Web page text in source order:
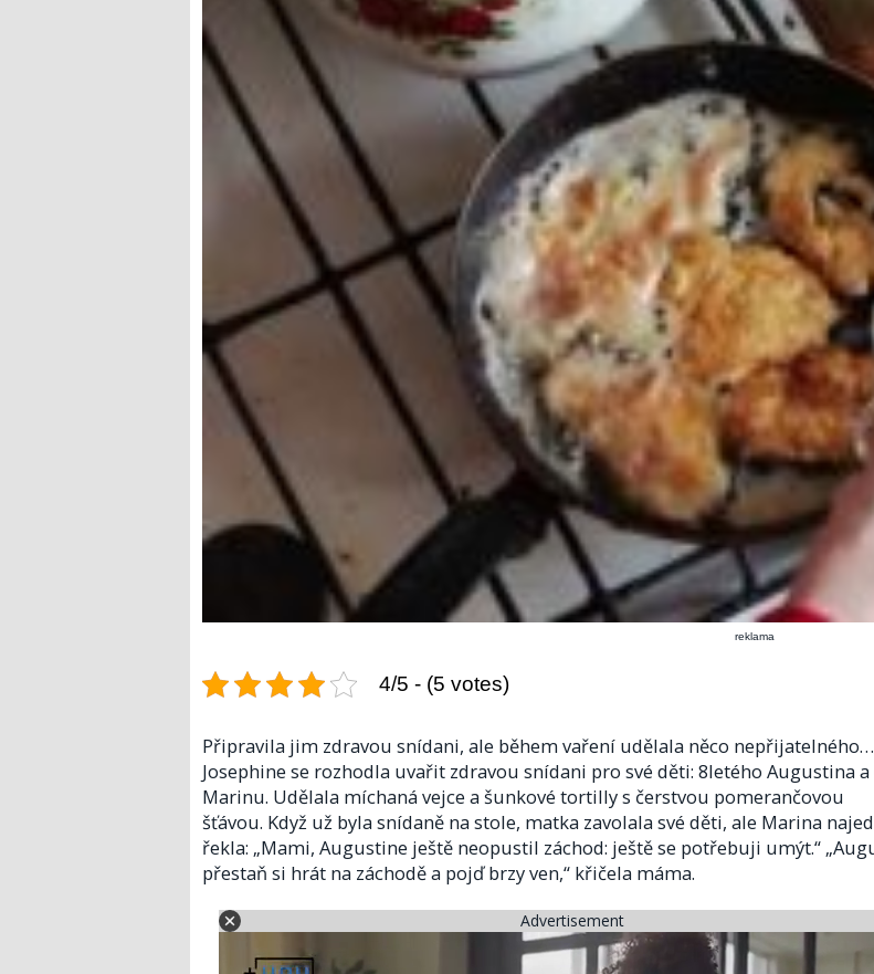
reklama
4/5 - (5 votes)
Připravila jim zdravou snídani, ale během vaření udělala něco nepřijatelného…
Josephine se rozhodla uvařit zdravou snídani pro své děti: 8letého Augustina
Marinu. Udělala míchaná vejce a šunkové tortilly s čerstvou pomerančovou
šťávou. Když už byla snídaně na stole, matka zavolala své děti, ale Marina
řekla: „Mami, Augustine ještě neopustil záchod: ještě se potřebuji umýt.“
přestaň si hrát na záchodě a pojď brzy ven,“ křičela máma.
Advertisement